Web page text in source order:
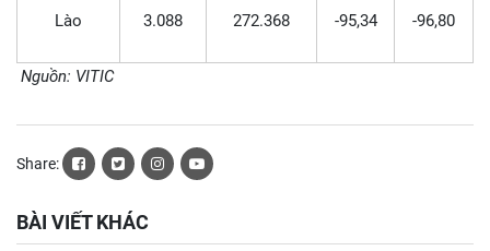
Lào 3.088 272.368 -95,34 -96,80
Nguồn: VITIC
Share:
BÀI VIẾT KHÁC